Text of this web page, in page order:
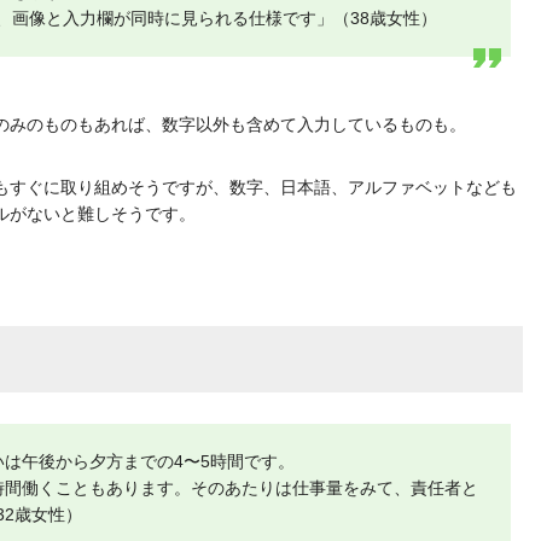
像と入力欄が同時に見られる仕様です」（38歳女性）
のものもあれば、数字以外も含めて入力しているものも。
ぐに取り組めそうですが、数字、日本語、アルファベットなども
ないと難しそうです。
午後から夕方までの4〜5時間です。
働くこともあります。そのあたりは仕事量をみて、責任者と
歳女性）